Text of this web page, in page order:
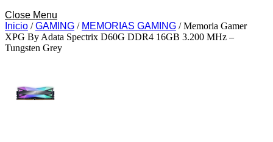
Close Menu
Menu
Inicio /GAMING / MEMORIAS GAMING / Memoria Gamer
XPG By Adata Spectrix D60G DDR4 16GB 3.200 MHz –
Tungsten Grey